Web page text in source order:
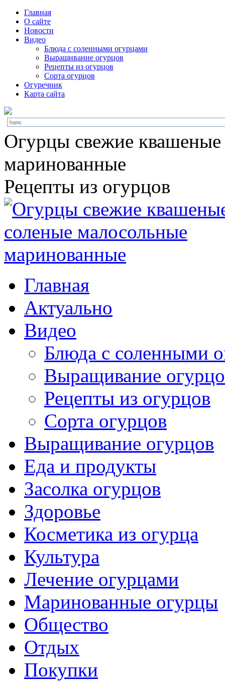
Главная
О сайте
Новости
Видео
Блюда с соленными огурцами
Выращивание огурцов
Рецепты из огурцов
Сорта огурцов
Огуречник
Карта сайта
Огурцы свежие
маринованные
Рецепты из огурцов
Главная
Актуально
Видео
Блюда с соленными
Выращивание
Рецепты из огурцов
Сорта огурцов
Выращивание огурцов
Еда и продукты
Засолка огурцов
Здоровье
Косметика из огурца
Культура
Лечение огурцами
Маринованные огурцы
Общество
Отдых
Покупки